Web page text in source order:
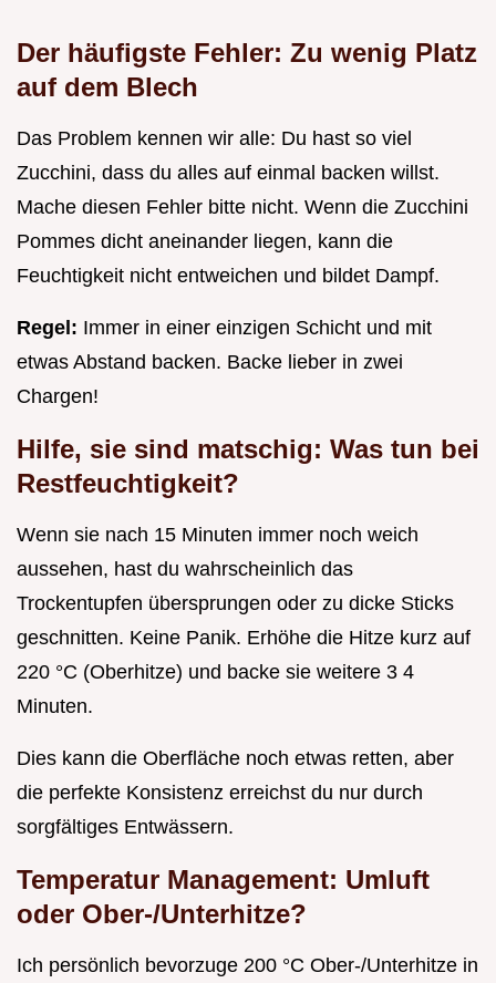
Der häufigste Fehler: Zu wenig Platz
auf dem Blech
Das Problem kennen wir alle: Du hast so viel
Zucchini, dass du alles auf einmal backen willst.
Mache diesen Fehler bitte nicht. Wenn die Zucchini
Pommes dicht aneinander liegen, kann die
Feuchtigkeit nicht entweichen und bildet Dampf.
Regel: Immer in einer einzigen Schicht und mit
etwas Abstand backen. Backe lieber in zwei
Chargen!
Hilfe, sie sind matschig: Was tun bei
Restfeuchtigkeit?
Wenn sie nach 15 Minuten immer noch weich
aussehen, hast du wahrscheinlich das
Trockentupfen übersprungen oder zu dicke Sticks
geschnitten. Keine Panik. Erhöhe die Hitze kurz auf
220 °C (Oberhitze) und backe sie weitere 3 4
Minuten.
Dies kann die Oberfläche noch etwas retten, aber
die perfekte Konsistenz erreichst du nur durch
sorgfältiges Entwässern.
Temperatur Management: Umluft
oder Ober-/Unterhitze?
Ich persönlich bevorzuge 200 °C Ober-/Unterhitze in